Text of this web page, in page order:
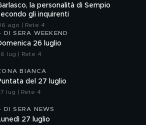
la personalità di Sempio
gli inquirenti
ago | Rete 4
DI SERA WEEKEND
26 luglio
lug | Rete 4
BIANCA
del 27 luglio
lug | Rete 4
DI SERA NEWS
27 luglio